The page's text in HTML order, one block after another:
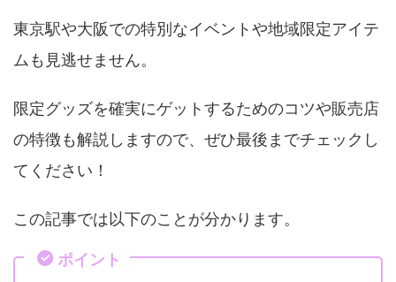
東京駅や大阪での特別なイベントや地域限定アイテ
ムも見逃せません。
限定グッズを確実にゲットするためのコツや販売店
の特徴も解説しますので、ぜひ最後までチェックし
てください！
この記事では以下のことが分かります。
ポイント